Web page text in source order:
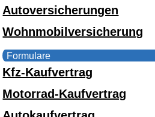
Autoversicherungen
Wohnmobilversicherung
Formulare
Kfz-Kaufvertrag
Motorrad-Kaufvertrag